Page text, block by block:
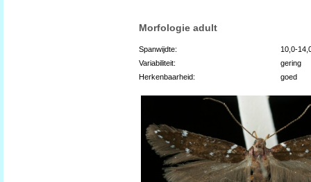
Morfologie adult
Spanwijdte:
10,0-
Variabiliteit:
gering
Herkenbaarheid:
goed